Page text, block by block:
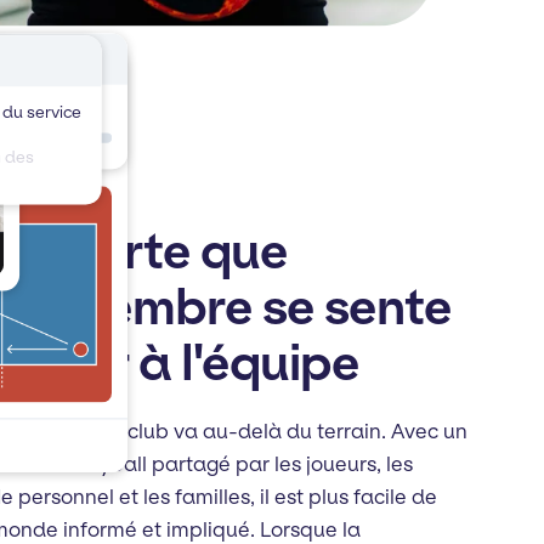
lundi
Échauffement
service
des
sorte que
membre se sente
à l'équipe
de club va au-delà du terrain. Avec un
de volleyball partagé par les joueurs, les
personnel et les familles, il est plus facile de
informé et impliqué. Lorsque la